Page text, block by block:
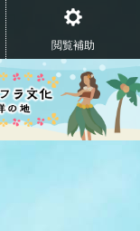
閲覧補助